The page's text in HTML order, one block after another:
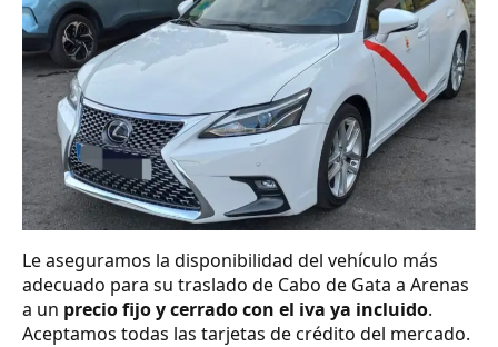
Le aseguramos la disponibilidad del vehículo más
adecuado para su traslado de Cabo de Gata a Arenas
a un precio fijo y cerrado con el iva ya incluido.
Aceptamos todas las tarjetas de crédito del mercado.